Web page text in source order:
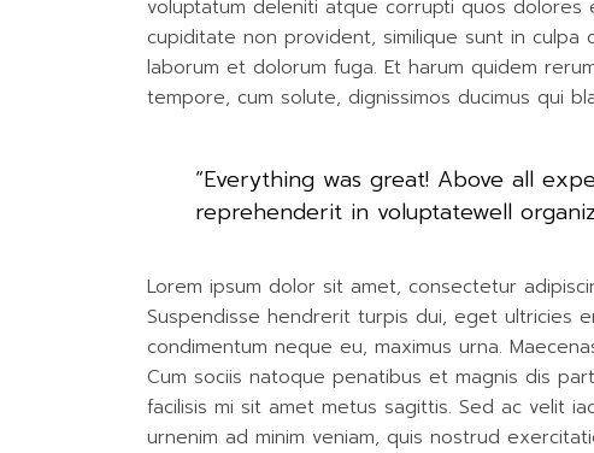
voluptatum deleniti atque corrupti quos
cupiditate non provident, similique sunt in
laborum et dolorum fuga. Et harum quidem
tempore, cum solute, dignissimos ducimus qui
“Everything was great! Above all
reprehenderit in voluptatewell
Lorem ipsum dolor sit amet, consectetur
Suspendisse hendrerit turpis dui, eget ultricies
condimentum neque eu, maximus urna.
Cum sociis natoque penatibus et magnis dis
facilisis mi sit amet metus sagittis. Sed ac velit
urnenim ad minim veniam, quis nostrud